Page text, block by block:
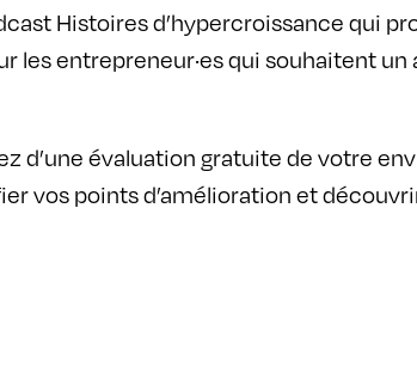
Histoires d’hypercroissance qui
les entrepreneur·es qui souhaitent
d’une évaluation gratuite de votre
vos points d’amélioration et